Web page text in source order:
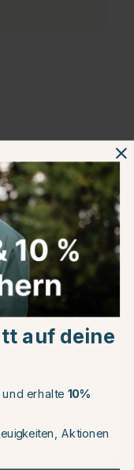
könnten
auf deine
erhalte 10%
Aktionen